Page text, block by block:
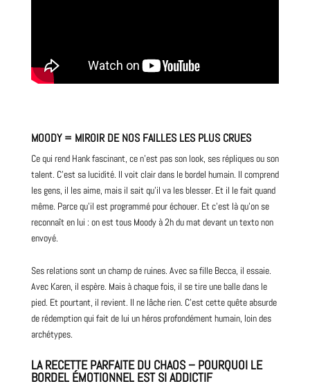
MOODY = MIROIR DE NOS FAILLES LES PLUS CRUES
Ce qui rend Hank fascinant, ce n’est pas son look, ses répliques ou son
talent. C’est sa lucidité. Il voit clair dans le bordel humain. Il comprend
les gens, il les aime, mais il sait qu’il va les blesser. Et il le fait quand
même. Parce qu’il est programmé pour échouer. Et c’est là qu’on se
reconnaît en lui : on est tous Moody à 2h du mat devant un texto non
envoyé.
Ses relations sont un champ de ruines. Avec sa fille Becca, il essaie.
Avec Karen, il espère. Mais à chaque fois, il se tire une balle dans le
pied. Et pourtant, il revient. Il ne lâche rien. C’est cette quête absurde
de rédemption qui fait de lui un héros profondément humain, loin des
archétypes.
LA RECETTE PARFAITE DU CHAOS – POURQUOI LE
BORDEL ÉMOTIONNEL EST SI ADDICTIF